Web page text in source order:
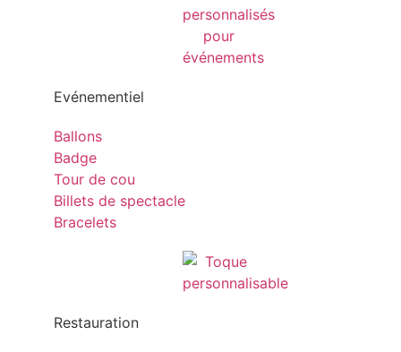
Evénementiel
Ballons
Badge
Tour de cou
Billets de spectacle
Bracelets
Restauration